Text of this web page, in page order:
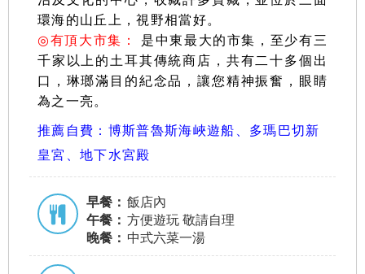
環海的山丘上，視野相當好。
◎有頂大市集：
是中東最大的市集，至少有三
千家以上的土耳其傳統商店，共有二十多個出
口，琳瑯滿目的紀念品，讓您精神振奮，眼睛
為之一亮。
推薦自費：博斯普魯斯海峽遊船、多瑪巴切新
皇宮、地下水宮殿
早餐： 飯店內
午餐： 方便遊玩 敬請自理
晚餐： 中式六菜一湯